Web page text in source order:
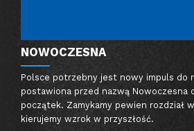
NOWOCZESNA
Polsce potrzebny jest nowy impuls do
postawiona przed nazwą Nowoczesna
początek. Zamykamy pewien rozdział
kierujemy wzrok w przyszłość.